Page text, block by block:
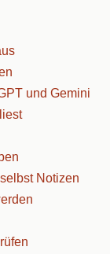
und Gemini
Notizen